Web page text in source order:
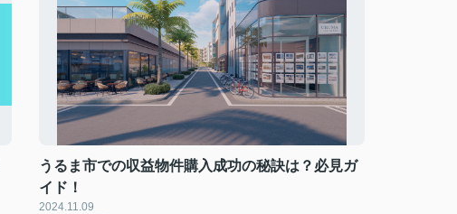
うるま市での収益物件購入成功の秘訣は？必見ガ
イド！
2024.11.09